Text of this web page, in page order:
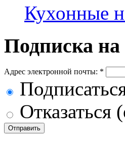
Кухонные
Подписка на
Адрес электронной почты: *
Отказаться